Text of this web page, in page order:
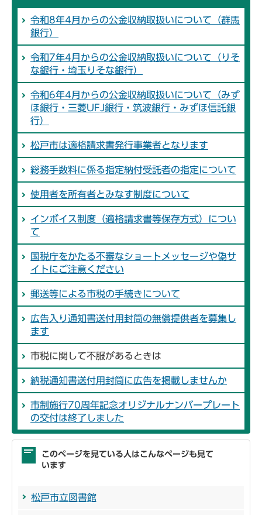
令和8年4月からの公金収納取扱いについて（群馬
銀行）
令和7年4月からの公金収納取扱いについて（りそ
な銀行・埼玉りそな銀行）
令和6年4月からの公金収納取扱いについて（みず
ほ銀行・三菱UFJ銀行・筑波銀行・みずほ信託銀
行）
松戸市は適格請求書発行事業者となります
総務手数料に係る指定納付受託者の指定について
使用者を所有者とみなす制度について
インボイス制度（適格請求書等保存方式）につい
て
国税庁をかたる不審なショートメッセージや偽サ
イトにご注意ください
郵送等による市税の手続きについて
広告入り通知書送付用封筒の無償提供者を募集し
ます
市税に関して不服があるときは
納税通知書送付用封筒に広告を掲載しませんか
市制施行70周年記念オリジナルナンバープレート
の交付は終了しました
このページを見ている人はこんなページも見て
います
松戸市立図書館